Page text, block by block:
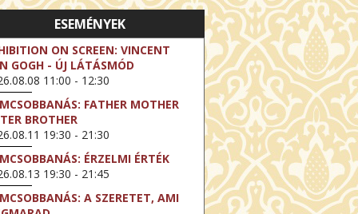
ESEMÉNYEK
ON SCREEN: VINCENT
GOGH - ÚJ LÁTÁSMÓD
11:00 - 12:30
FATHER MOTHER
BROTHER
19:30 - 21:30
ÉRZELMI ÉRTÉK
19:30 - 21:45
A SZERETET, AMI